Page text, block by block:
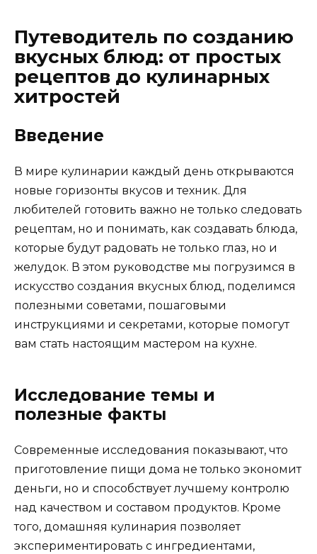
Путеводитель по созданию
вкусных блюд: от простых
рецептов до кулинарных
хитростей
Введение
В мире кулинарии каждый день открываются
новые горизонты вкусов и техник. Для
любителей готовить важно не только следовать
рецептам, но и понимать, как создавать блюда,
которые будут радовать не только глаз, но и
желудок. В этом руководстве мы погрузимся в
искусство создания вкусных блюд, поделимся
полезными советами, пошаговыми
инструкциями и секретами, которые помогут
вам стать настоящим мастером на кухне.
Исследование темы и
полезные факты
Современные исследования показывают, что
приготовление пищи дома не только экономит
деньги, но и способствует лучшему контролю
над качеством и составом продуктов. Кроме
того, домашняя кулинария позволяет
экспериментировать с ингредиентами,